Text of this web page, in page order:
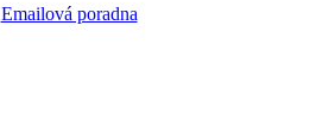
Emailová poradna